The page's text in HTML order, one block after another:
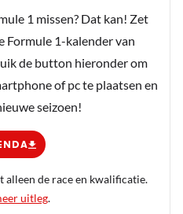
1 missen? Dat kan! Zet
Formule 1-kalender van
de button hieronder om
of pc te plaatsen en
seizoen!
alleen de race en kwalificatie.
uitleg.